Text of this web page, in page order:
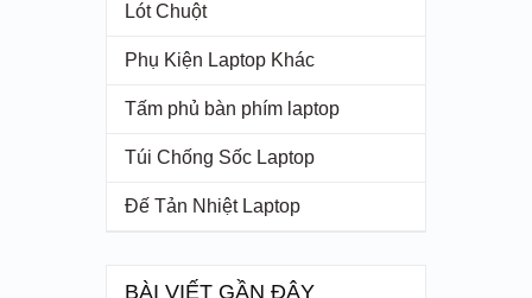
Lót Chuột
Phụ Kiện Laptop Khác
Tấm phủ bàn phím laptop
Túi Chống Sốc Laptop
Đế Tản Nhiệt Laptop
BÀI VIẾT GẦN ĐÂY